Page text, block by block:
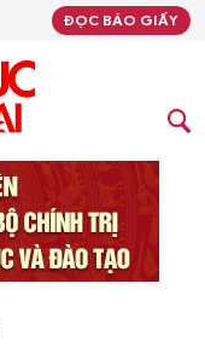
ĐỌC BÁO GIẤY